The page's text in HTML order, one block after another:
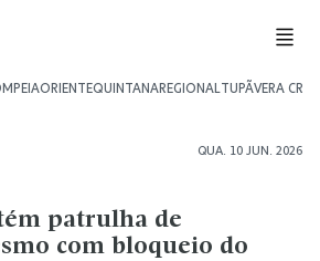
ORIENTEQUINTANAREGIONALTUPÃVERA CRUZ
QUA. 10 JUN. 2026
patrulha de
com bloqueio do